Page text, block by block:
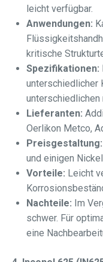
leicht verfügbar.
Anwendungen:
kritische
Spezifikationen:
unterschiedlicher
unterschiedlichen
Lieferanten:
Oerlikon Metco,
Preisgestaltung:
und einigen
Vorteile: Leicht
Nachteile: Im
schwer. Für
eine